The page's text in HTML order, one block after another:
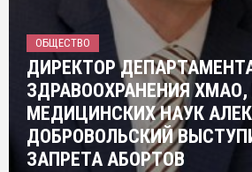
ОБЩЕСТВО
ДИРЕКТОР
ЗДРАВООХРАНЕНИЯ
МЕДИЦИНСКИХ НАУК
ДОБРОВОЛЬСКИЙ
ЗАПРЕТА АБОРТОВ